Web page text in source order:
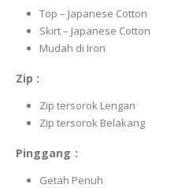
Top – Japanese Cotton
Skirt – Japanese Cotton
Mudah di Iron
Zip :
Zip tersorok Lengan
Zip tersorok Belakang
Pinggang :
Getah Penuh